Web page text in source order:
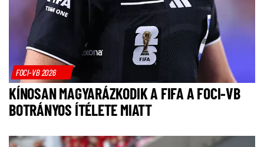
FOCI-VB 2026
KÍNOSAN MAGYARÁZKODIK A FIFA A FOCI-VB
BOTRÁNYOS ÍTÉLETE MIATT